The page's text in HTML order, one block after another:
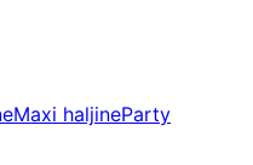
Maxi haljineParty